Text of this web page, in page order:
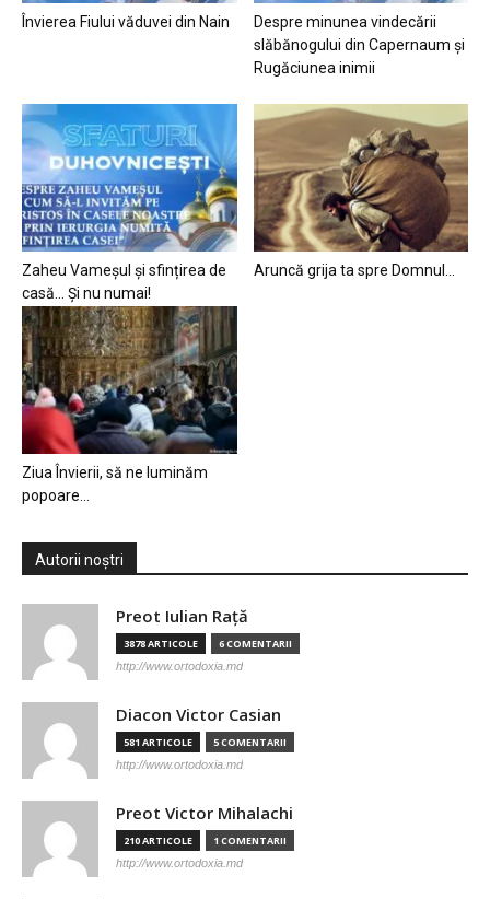
Învierea Fiului văduvei din Nain
Despre minunea vindecării
slăbănogului din Capernaum și
Rugăciunea inimii
Zaheu Vameșul și sfințirea de
casă… Și nu numai!
Aruncă grija ta spre Domnul…
Ziua Învierii, să ne luminăm
popoare…
Autorii noștri
Preot Iulian Raţă
3878 ARTICOLE 6 COMENTARII
http://www.ortodoxia.md
Diacon Victor Casian
581 ARTICOLE 5 COMENTARII
http://www.ortodoxia.md
Preot Victor Mihalachi
210 ARTICOLE 1 COMENTARII
http://www.ortodoxia.md